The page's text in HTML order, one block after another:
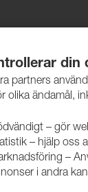
Produkter
din
partners
olika ändamål,
– gör
– hjälp oss
–
i andra